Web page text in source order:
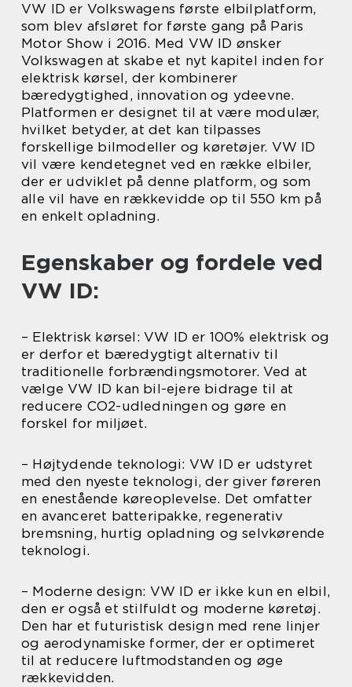
VW ID er Volkswagens første elbilplatform,
som blev afsløret for første gang på Paris
Motor Show i 2016. Med VW ID ønsker
Volkswagen at skabe et nyt kapitel inden for
elektrisk kørsel, der kombinerer
bæredygtighed, innovation og ydeevne.
Platformen er designet til at være modulær,
hvilket betyder, at det kan tilpasses
forskellige bilmodeller og køretøjer. VW ID
vil være kendetegnet ved en række elbiler,
der er udviklet på denne platform, og som
alle vil have en rækkevidde op til 550 km på
en enkelt opladning.
Egenskaber og fordele ved
VW ID:
– Elektrisk kørsel: VW ID er 100% elektrisk og
er derfor et bæredygtigt alternativ til
traditionelle forbrændingsmotorer. Ved at
vælge VW ID kan bil-ejere bidrage til at
reducere CO2-udledningen og gøre en
forskel for miljøet.
– Højtydende teknologi: VW ID er udstyret
med den nyeste teknologi, der giver føreren
en enestående køreoplevelse. Det omfatter
en avanceret batteripakke, regenerativ
bremsning, hurtig opladning og selvkørende
teknologi.
– Moderne design: VW ID er ikke kun en elbil,
den er også et stilfuldt og moderne køretøj.
Den har et futuristisk design med rene linjer
og aerodynamiske former, der er optimeret
til at reducere luftmodstanden og øge
rækkevidden.